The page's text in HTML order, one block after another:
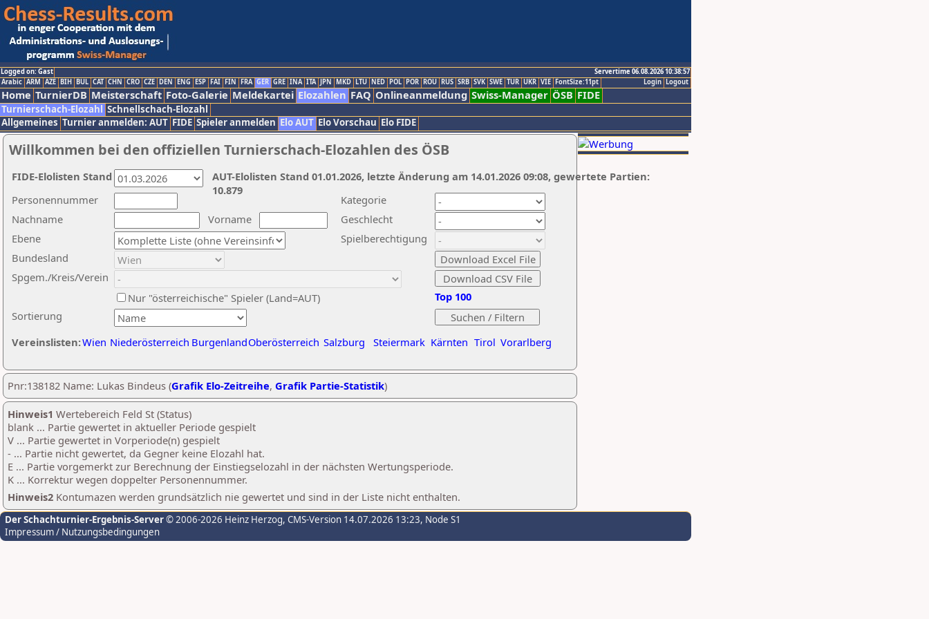
Logged on: Gast
Servertime 06.08.2026 10:38:57
Logout
Login
Arabic ARM AZE BIH BUL CAT CHN CRO CZE DEN ENG ESP FAI FIN FRA GER GRE INA ITA JPN MKD LTU NED POL POR ROU RUS SRB SVK SWE TUR UKR VIE FontSize:11pt
Home TurnierDB Meisterschaft Foto-Galerie Meldekartei Elozahlen FAQ Onlineanmeldung Swiss-Manager ÖSB FIDE
Turnierschach-Elozahl Schnellschach-Elozahl
Allgemeines Turnier anmelden: AUT FIDE Spieler anmelden Elo AUT Elo Vorschau Elo FIDE
Willkommen bei den offiziellen Turnierschach-Elozahlen des ÖSB
Nachname
Vorname
Ebene
Kategorie
Sortierung
Personennummer
Bundesland
Spgem./Kreis/Verein
Geschlecht
Nur "österreichische" Spieler (Land=AUT)
Spielberechtigung
Vereinslisten:Wien Niederösterreich BurgenlandOberösterreich Salzburg Steiermark Kärnten Tirol Vorarlberg
Top 100
AUT-Elolisten Stand 01.01.2026, letzte Änderung am 14.01.2026 09:08, gewertete Partien:
10.879
FIDE-Elolisten Stand
Pnr:138182 Name: Lukas Bindeus (Grafik Elo-Zeitreihe, Grafik Partie-Statistik)
Hinweis1 Wertebereich Feld St (Status)
blank ... Partie gewertet in aktueller Periode gespielt
V ... Partie gewertet in Vorperiode(n) gespielt
- ... Partie nicht gewertet, da Gegner keine Elozahl hat.
E ... Partie vorgemerkt zur Berechnung der Einstiegselozahl in der nächsten Wertungsperiode.
K ... Korrektur wegen doppelter Personennummer.
Hinweis2 Kontumazen werden grundsätzlich nie gewertet und sind in der Liste nicht enthalten.
Der Schachturnier-Ergebnis-Server© 2006-2026 Heinz Herzog, CMS-Version 14.07.2026 13:23, Node S1
Impressum / Nutzungsbedingungen